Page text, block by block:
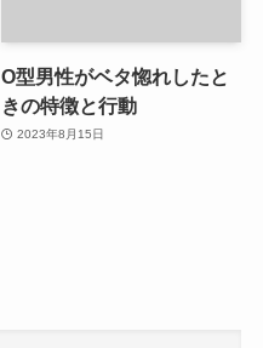
O型男性がベタ惚れしたと
きの特徴と行動
2023年8月15日